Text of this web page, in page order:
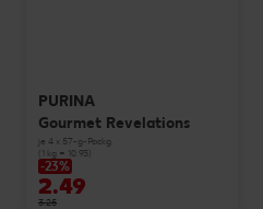
PURINA
Gourmet Revelations
je 4 x 57-g-Packg.
(1 kg = 10.93)
-23%
2.49
3.25